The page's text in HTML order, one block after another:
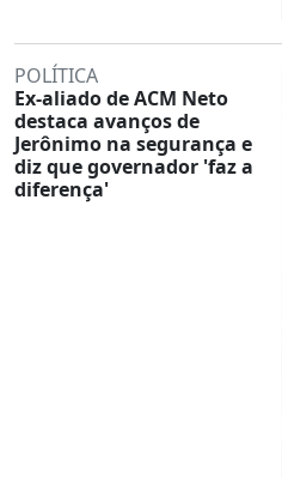
POLÍTICA
Ex-aliado de ACM Neto
destaca avanços de
Jerônimo na segurança e
diz que governador 'faz a
diferença'